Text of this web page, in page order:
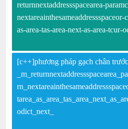
returnnextaddressspacearea-
as-area-tas-area-next-as-area-
[c++]phương pháp gạch chân
odict_next_